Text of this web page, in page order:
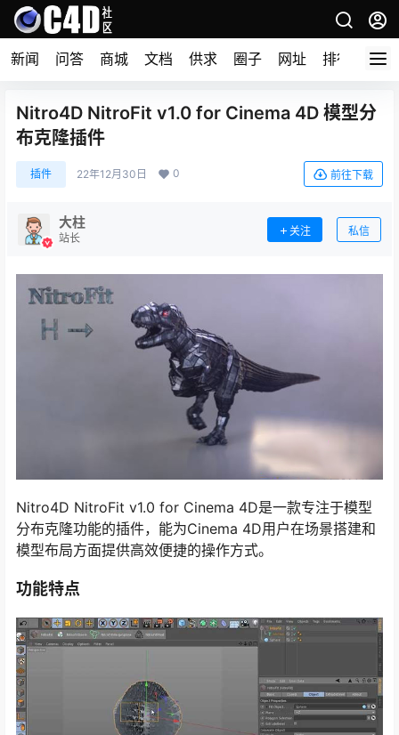
新闻 问答 商城 文档 供求 圈子 网址 排行榜
Nitro4D NitroFit v1.0 for Cinema 4D 模型分
布克隆插件
插件 22年12月30日 0 前往下载
大柱
站长
关注 私信
Nitro4D NitroFit v1.0 for Cinema 4D是一款专注于模型
分布克隆功能的插件，能为Cinema 4D用户在场景搭建和
模型布局方面提供高效便捷的操作方式。
功能特点